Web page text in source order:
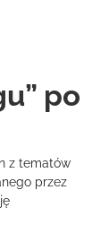
po
z tematów
przez